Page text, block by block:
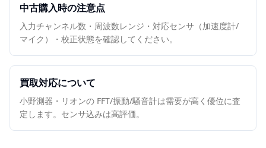
中古購入時の注意点
入力チャンネル数・周波数レンジ・対応センサ（加速度計/
マイク）・校正状態を確認してください。
買取対応について
小野測器・リオンの FFT/振動/騒音計は需要が高く優位に査
定します。センサ込みは高評価。